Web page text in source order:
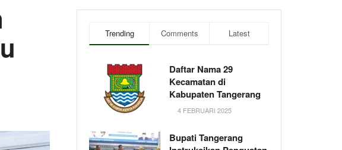
Trending Comments Latest
Daftar Nama 29
Kecamatan di
Kabupaten Tangerang
4 FEBRUARI 2025
Bupati Tangerang